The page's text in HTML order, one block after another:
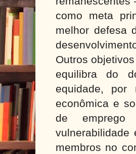
como meta
melhor defesa
Outros
equilibra do
equidade,
econômica e
de
vulnerabilidade
membros no